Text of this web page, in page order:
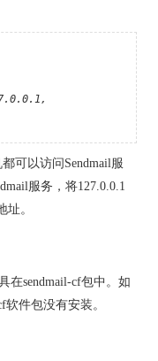
可以访问Sendmail服
服务，将127.0.0.1
址。
在sendmail-cf包中。如
件包没有安装。